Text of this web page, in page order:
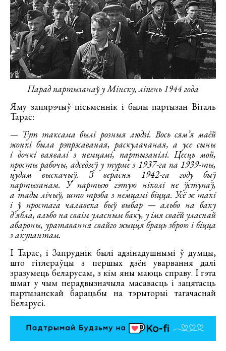
Парад партызанаў у Мінску, ліпень 1944 года
Яму запярэчыў пісьменнік і былы партызан Віталь
Тарас:
— Тут таксама былі розныя людзі. Вось сям’я маёй
жонкі была рэпрэсаваная, раскулачаная, а усе сыны
і дочкі ваявалі з немцамі, партызанілі. Цесць мой,
просты рабочы, адседзеў у турме з 1937-га па 1939-ты,
цудам выскачыў. З верасня 1942-га году быў
партызанам. У партыю гэтую ніколі не ўступаў,
а тады лічыў, што трэба з немцамі біцца. Усё ж такі
і ў простага чалавека быў выбар — альбо на баку
д’ябла, альбо на сваім уласным баку, у імя сваёй уласнай
абароны, уратавання свайго жыцця браць зброю і біцца
з акупантам.
І Тарас, і Запруднік былі адзінадушнымі ў думцы,
што гітлераўцы з першых дзён уварвання далі
зразумець беларусам, з кім яны маюць справу. І гэта
шмат у чым перадвызначыла масавасць і зацятасць
партызанскай барацьбы на тэрыторыі тагачаснай
Беларусі.